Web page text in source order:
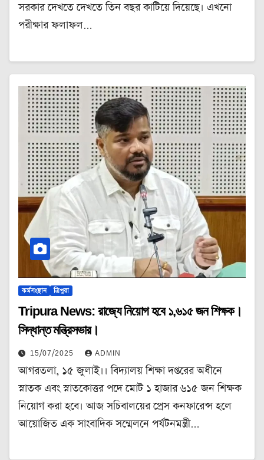
সরকার দেখতে দেখতে তিন বছর কাটিয়ে দিয়েছে। এখনো
পরীক্ষার ফলাফল…
কর্মসংস্থান ত্রিপুরা
Tripura News: রাজ্যে নিয়োগ হবে ১,৬১৫ জন শিক্ষক।
সিদ্ধান্ত মন্ত্রিসভার।
15/07/2025 ADMIN
আগরতলা, ১৫ জুলাই।। বিদ্যালয় শিক্ষা দপ্তরের অধীনে
স্নাতক এবং স্নাতকোত্তর পদে মোট ১ হাজার ৬১৫ জন শিক্ষক
নিয়োগ করা হবে। আজ সচিবালয়ের প্রেস কনফারেন্স হলে
আয়োজিত এক সাংবাদিক সম্মেলনে পর্যটনমন্ত্রী…